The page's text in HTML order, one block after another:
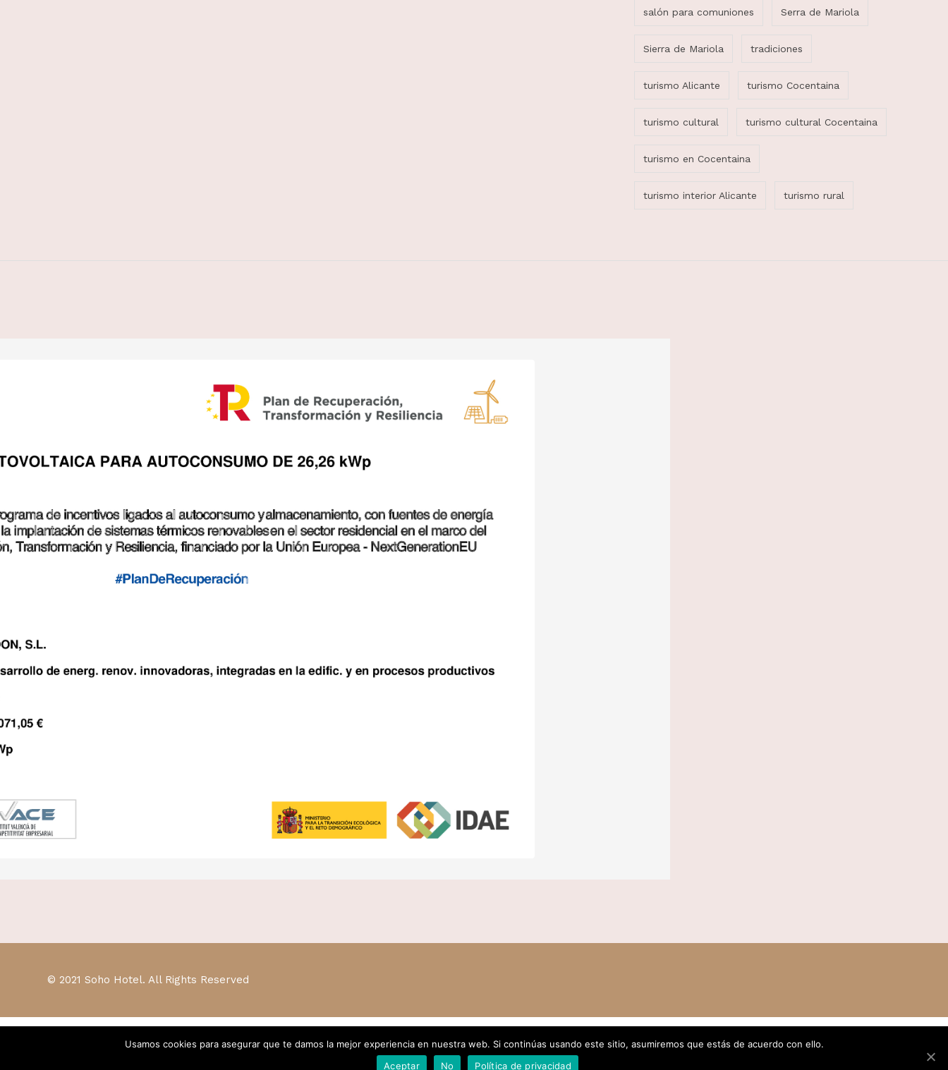
salón para comuniones Serra de Mariola
Sierra de Mariola tradiciones
turismo Alicante turismo Cocentaina
turismo cultural turismo cultural Cocentaina
turismo en Cocentaina
turismo interior Alicante turismo rural
© 2021 Soho Hotel. All Rights Reserved
Usamos cookies para asegurar que te damos la mejor experiencia en nuestra web. Si continúas usando este sitio, asumiremos que estás de acuerdo con ello.
Aceptar
No Política de privacidad